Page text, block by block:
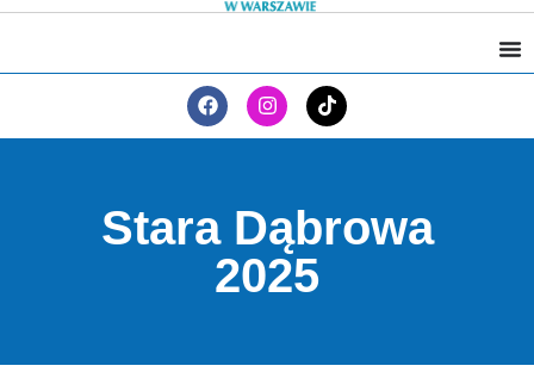
Stara Dąbrowa
2025